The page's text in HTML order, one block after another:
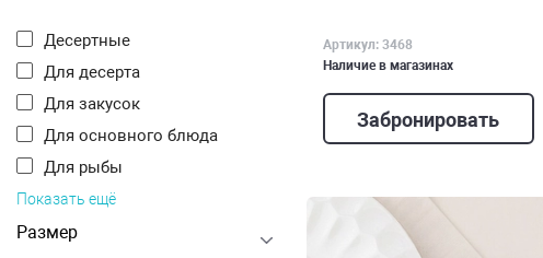
Десертные
Для десерта
Для закусок
Для основного блюда
Для рыбы
Показать ещё
Размер
Артикул: 3468
Наличие в магазинах
Забронировать